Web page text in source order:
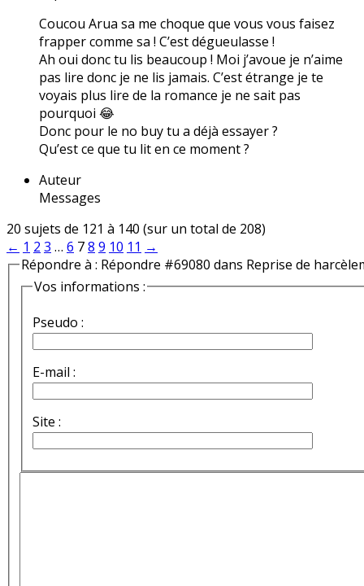
Coucou Arua sa me choque que vous vous faisez
frapper comme sa ! C’est dégueulasse !
Ah oui donc tu lis beaucoup ! Moi j’avoue je n’aime
pas lire donc je ne lis jamais. C’est étrange je te
voyais plus lire de la romance je ne sait pas
pourquoi 😂
Donc pour le no buy tu a déjà essayer ?
Qu’est ce que tu lit en ce moment ?
Auteur
Messages
20 sujets de 121 à 140 (sur un total de 208)
← 1 2 3 … 6 78 9 10 11 →
Répondre à : Répondre #69080 dans Reprise de
Vos informations :
Pseudo :
E-mail :
Site :